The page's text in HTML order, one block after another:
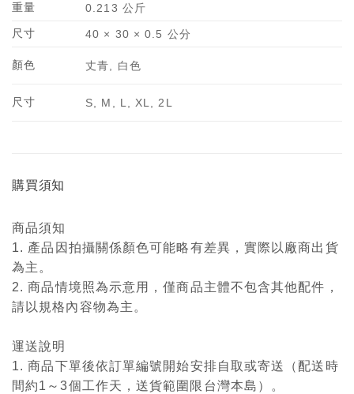
重量
0.213 公斤
尺寸
40 × 30 × 0.5 公分
顏色 丈青, 白色
尺寸 S, M, L, XL, 2L
購買須知
商品須知
1. 產品因拍攝關係顏色可能略有差異，實際以廠商出貨
為主。
2. 商品情境照為示意用，僅商品主體不包含其他配件，
請以規格內容物為主。
運送說明
1. 商品下單後依訂單編號開始安排自取或寄送（配送時
間約1～3個工作天，送貨範圍限台灣本島）。